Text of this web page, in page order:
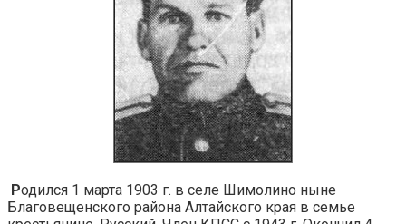
Родился 1 марта 1903 г. в селе Шимолино ныне
Благове­щенского района Алтайского края в семье